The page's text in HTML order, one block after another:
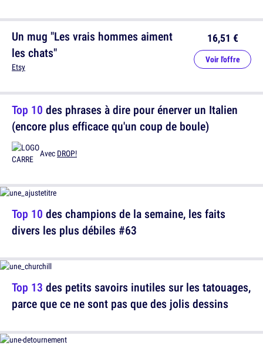
Un mug "Les vrais hommes aiment
les chats"
Etsy
16,51 €
Voir l'offre
Top 10 des champions de la semaine, les faits
divers les plus débiles #63
Top 10 des phrases à dire pour énerver un Italien
(encore plus efficace qu'un coup de boule)
Avec DROP!
Top 13 des petits savoirs inutiles sur les tatouages,
parce que ce ne sont pas que des jolis dessins